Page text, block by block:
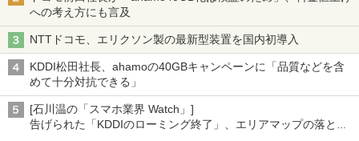
への考え方にも言及
NTTドコモ、エリクソン製の最新型装置を国内初導入
KDDI松田社長、ahamoの40GBキャンペーンに「品質などを含
めて十分対抗できる」
[石川温の「スマホ業界 Watch」]
告げられた「KDDIのローミング終了」、エリアマップの落とし